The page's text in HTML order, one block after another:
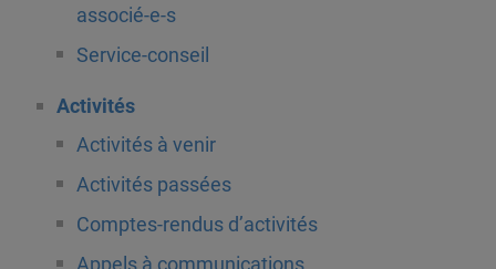
associé-e-s
Service-conseil
Activités
Activités à venir
Activités passées
Comptes-rendus d’activités
Appels à communications